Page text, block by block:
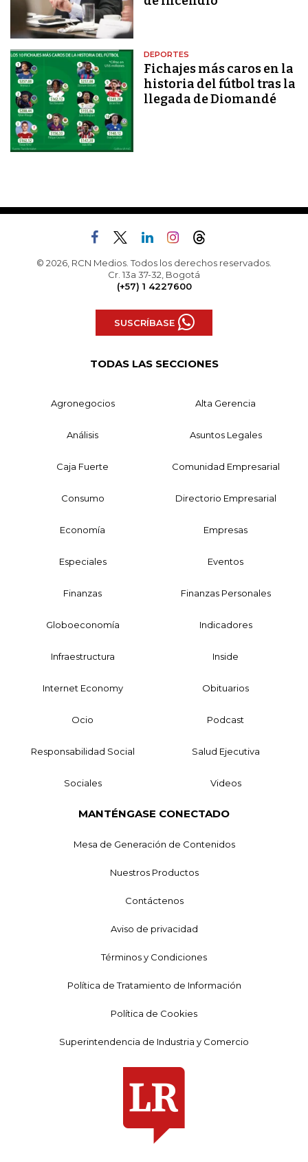
DEPORTES
Fichajes más caros en la
historia del fútbol tras la
llegada de Diomandé
© 2026, RCN Medios. Todos los derechos reservados.
Cr. 13a 37-32, Bogotá
(+57) 1 4227600
SUSCRÍBASE
TODAS LAS SECCIONES
Agronegocios Alta Gerencia
Análisis Asuntos Legales
Caja Fuerte Comunidad Empresarial
Consumo Directorio Empresarial
Economía Empresas
Especiales Eventos
Finanzas Finanzas Personales
Globoeconomía Indicadores
Infraestructura Inside
Internet Economy Obituarios
Ocio Podcast
Responsabilidad Social Salud Ejecutiva
Sociales Videos
MANTÉNGASE CONECTADO
Mesa de Generación de Contenidos
Nuestros Productos
Contáctenos
Aviso de privacidad
Términos y Condiciones
Política de Tratamiento de Información
Política de Cookies
Superintendencia de Industria y Comercio